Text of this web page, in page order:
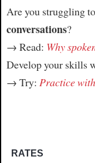
Are you struggling to
conversations?
→ Read: Why
Develop your skills
→ Try: Practice
RATES